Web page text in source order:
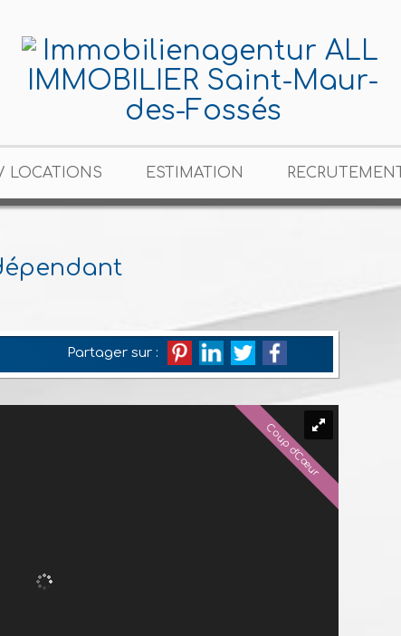
LOCATIONS ESTIMATION RECRUTEMENT
Partager sur :
Coup d'Cœur